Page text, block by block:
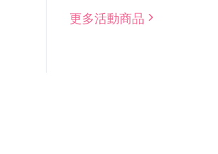
更多活動商品